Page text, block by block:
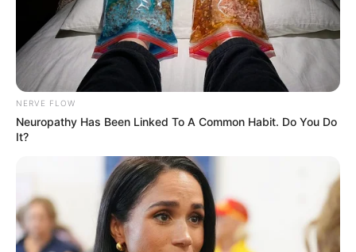
NERVE FLOW
Neuropathy Has Been Linked To A Common Habit. Do You Do
It?